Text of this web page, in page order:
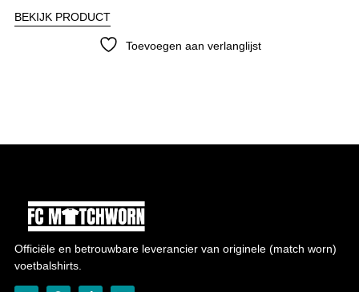
BEKIJK PRODUCT
Toevoegen aan verlanglijst
Officiële en betrouwbare leverancier van originele (match worn)
voetbalshirts.